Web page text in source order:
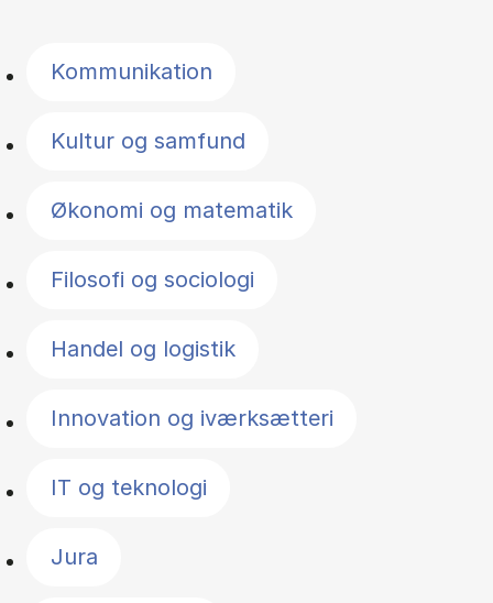
Kommunikation
Kultur og samfund
Økonomi og matematik
Filosofi og sociologi
Handel og logistik
Innovation og iværksætteri
IT og teknologi
Jura